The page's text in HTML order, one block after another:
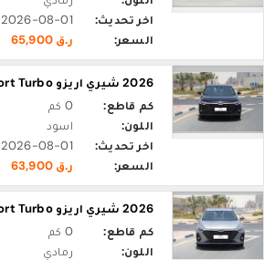
اخر تحديث:
2026-08-01
السعر:
ر.ق 65,900
2026 شيري اريزو Arrizo 8 Comfort Turbo
كم قاطع:
0 كم
اللون:
اسود
اخر تحديث:
2026-08-01
السعر:
ر.ق 63,900
2026 شيري اريزو Arrizo 8 Comfort Turbo
كم قاطع:
0 كم
اللون:
رمادي